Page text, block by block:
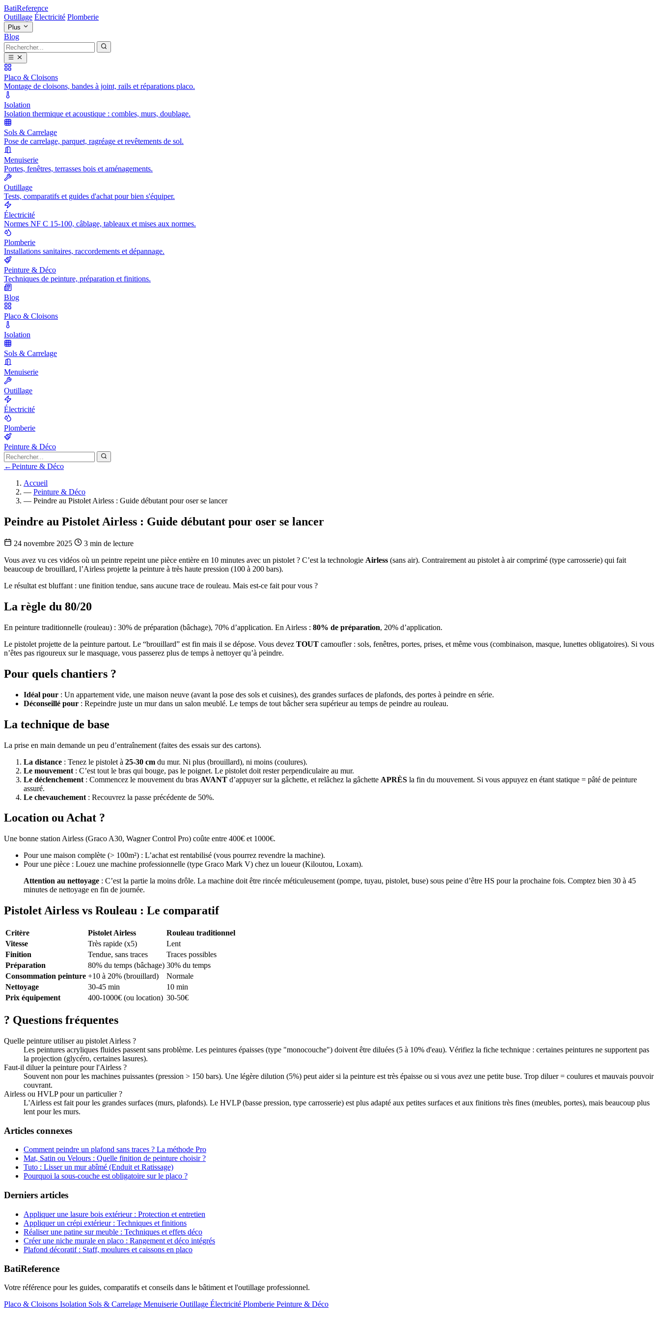
BatiReference
Outillage Électricité Plomberie
Plus
Blog
Placo & Cloisons
Montage de cloisons, bandes à joint, rails et réparations placo.
Isolation
Isolation thermique et acoustique : combles, murs, doublage.
Sols & Carrelage
Pose de carrelage, parquet, ragréage et revêtements de sol.
Menuiserie
Portes, fenêtres, terrasses bois et aménagements.
Outillage
Tests, comparatifs et guides d'achat pour bien s'équiper.
Électricité
Normes NF C 15-100, câblage, tableaux et mises aux normes.
Plomberie
Installations sanitaires, raccordements et dépannage.
Peinture & Déco
Techniques de peinture, préparation et finitions.
Blog
Placo & Cloisons
Isolation
Sols & Carrelage
Menuiserie
Outillage
Électricité
Plomberie
Peinture & Déco
←Peinture & Déco
Accueil
— Peinture & Déco
— Peindre au Pistolet Airless : Guide débutant pour oser se lancer
Peindre au Pistolet Airless : Guide débutant pour oser se lancer
24 novembre 2025
3 min de lecture
Vous avez vu ces vidéos où un peintre repeint une pièce entière en 10 minutes avec un pistolet ? C’est la technologie Airless (sans air). Contrairement au pistolet à air comprimé (type carrosserie) qui fait
beaucoup de brouillard, l’Airless projette la peinture à très haute pression (100 à 200 bars).
Le résultat est bluffant : une finition tendue, sans aucune trace de rouleau. Mais est-ce fait pour vous ?
La règle du 80/20
En peinture traditionnelle (rouleau) : 30% de préparation (bâchage), 70% d’application. En Airless : 80% de préparation, 20% d’application.
Le pistolet projette de la peinture partout. Le “brouillard” est fin mais il se dépose. Vous devez TOUT camoufler : sols, fenêtres, portes, prises, et même vous (combinaison, masque, lunettes obligatoires). Si vous
n’êtes pas rigoureux sur le masquage, vous passerez plus de temps à nettoyer qu’à peindre.
Pour quels chantiers ?
Idéal pour : Un appartement vide, une maison neuve (avant la pose des sols et cuisines), des grandes surfaces de plafonds, des portes à peindre en série.
Déconseillé pour : Repeindre juste un mur dans un salon meublé. Le temps de tout bâcher sera supérieur au temps de peindre au rouleau.
La technique de base
La prise en main demande un peu d’entraînement (faites des essais sur des cartons).
La distance : Tenez le pistolet à 25-30 cm du mur. Ni plus (brouillard), ni moins (coulures).
Le mouvement : C’est tout le bras qui bouge, pas le poignet. Le pistolet doit rester perpendiculaire au mur.
Le déclenchement : Commencez le mouvement du bras AVANT d’appuyer sur la gâchette, et relâchez la gâchette APRÈS la fin du mouvement. Si vous appuyez en étant statique = pâté de peinture
assuré.
Le chevauchement : Recouvrez la passe précédente de 50%.
Location ou Achat ?
Une bonne station Airless (Graco A30, Wagner Control Pro) coûte entre 400€ et 1000€.
Pour une maison complète (> 100m²) : L’achat est rentabilisé (vous pourrez revendre la machine).
Pour une pièce : Louez une machine professionnelle (type Graco Mark V) chez un loueur (Kiloutou, Loxam).
Attention au nettoyage : C’est la partie la moins drôle. La machine doit être rincée méticuleusement (pompe, tuyau, pistolet, buse) sous peine d’être HS pour la prochaine fois. Comptez bien 30 à 45
minutes de nettoyage en fin de journée.
Pistolet Airless vs Rouleau : Le comparatif
Critère Pistolet Airless
Rouleau traditionnel
Vitesse
Très rapide (x5)
Lent
Finition
Tendue, sans traces
Traces possibles
Préparation
80% du temps (bâchage) 30% du temps
Consommation peinture +10 à 20% (brouillard)
Normale
Nettoyage
30-45 min
10 min
Prix équipement
400-1000€ (ou location) 30-50€
? Questions fréquentes
Quelle peinture utiliser au pistolet Airless ?
Les peintures acryliques fluides passent sans problème. Les peintures épaisses (type "monocouche") doivent être diluées (5 à 10% d'eau). Vérifiez la fiche technique : certaines peintures ne supportent pas
la projection (glycéro, certaines lasures).
Faut-il diluer la peinture pour l'Airless ?
Souvent non pour les machines puissantes (pression > 150 bars). Une légère dilution (5%) peut aider si la peinture est très épaisse ou si vous avez une petite buse. Trop diluer = coulures et mauvais pouvoir
couvrant.
Airless ou HVLP pour un particulier ?
L'Airless est fait pour les grandes surfaces (murs, plafonds). Le HVLP (basse pression, type carrosserie) est plus adapté aux petites surfaces et aux finitions très fines (meubles, portes), mais beaucoup plus
lent pour les murs.
Articles connexes
Comment peindre un plafond sans traces ? La méthode Pro
Mat, Satin ou Velours : Quelle finition de peinture choisir ?
Tuto : Lisser un mur abîmé (Enduit et Ratissage)
Pourquoi la sous-couche est obligatoire sur le placo ?
Derniers articles
Appliquer une lasure bois extérieur : Protection et entretien
Appliquer un crépi extérieur : Techniques et finitions
Réaliser une patine sur meuble : Techniques et effets déco
Créer une niche murale en placo : Rangement et déco intégrés
Plafond décoratif : Staff, moulures et caissons en placo
BatiReference
Votre référence pour les guides, comparatifs et conseils dans le bâtiment et l'outillage professionnel.
Placo & Cloisons Isolation Sols & Carrelage Menuiserie Outillage Électricité Plomberie Peinture & Déco